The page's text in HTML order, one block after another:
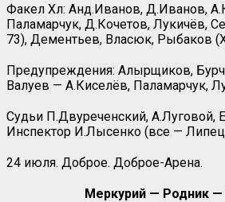
Факел Хл: Анд.Иванов, Д.Иванов,
Паламарчук, Д.Кочетов, Лукичёв,
73), Дементьев, Власюк, Рыбаков
Предупреждения: Алырщиков,
Валуев — А.Киселёв, Паламарчук,
Судьи П.Двуреченский, А.Луговой,
Инспектор И.Лысенко (все —
24 июля. Доброе. Доброе-Арена.
Меркурий — Родник —